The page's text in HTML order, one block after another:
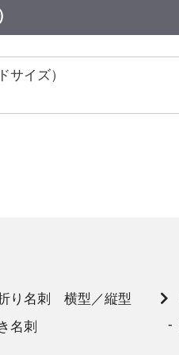
サイズ）
り名刺 横型／縦型
名刺